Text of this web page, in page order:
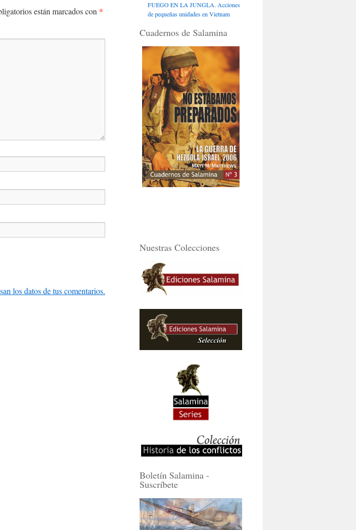
están marcados con *
los datos de tus comentarios.
FUEGO EN LA JUNGLA. Acciones
de pequeñas unidades en Vietnam
Cuadernos de Salamina
Nuestras Colecciones
Boletín Salamina -
Suscríbete